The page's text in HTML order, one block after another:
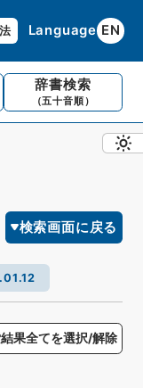
Language EN
辞書検索
（五十音順）
検索画面に戻る
果全てを選択/解除